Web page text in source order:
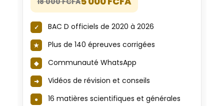
BAC D officiels de 2020 à 2026
Plus de 140 épreuves corrigées
Communauté WhatsApp
Vidéos de révision et conseils
16 matières scientifiques et générales